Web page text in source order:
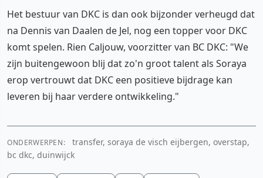
Het bestuur van DKC is dan ook bijzonder verheugd dat
na Dennis van Daalen de Jel, nog een topper voor DKC
komt spelen. Rien Caljouw, voorzitter van BC DKC: "We
zijn buitengewoon blij dat zo'n groot talent als Soraya
erop vertrouwt dat DKC een positieve bijdrage kan
leveren bij haar verdere ontwikkeling."
ONDERWERPEN:
transfer, soraya de visch eijbergen, overstap,
bc dkc, duinwijck